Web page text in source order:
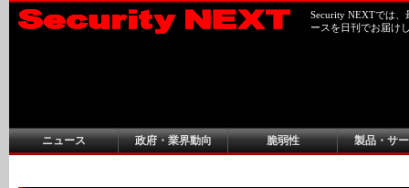
Security NEXTでは
ースを日刊でお届け
ニュース 政府・業界動向 脆弱性 製品・サ